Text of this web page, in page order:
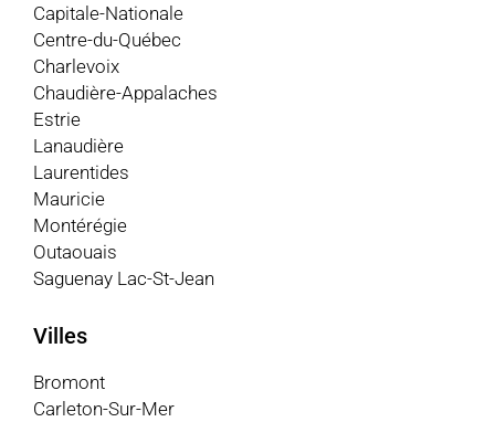
Capitale-Nationale
Centre-du-Québec
Charlevoix
Chaudière-Appalaches
Estrie
Lanaudière
Laurentides
Mauricie
Montérégie
Outaouais
Saguenay Lac-St-Jean
Villes
Bromont
Carleton-Sur-Mer